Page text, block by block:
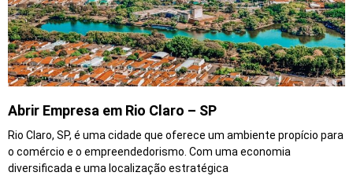
Abrir Empresa em Rio Claro – SP
Rio Claro, SP, é uma cidade que oferece um ambiente propício para
o comércio e o empreendedorismo. Com uma economia
diversificada e uma localização estratégica